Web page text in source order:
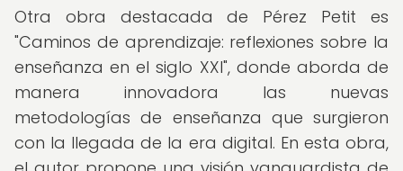
Otra obra destacada de Pérez Petit es
"Caminos de aprendizaje: reflexiones sobre la
enseñanza en el siglo XXI", donde aborda de
manera innovadora las nuevas
metodologías de enseñanza que surgieron
con la llegada de la era digital. En esta obra,